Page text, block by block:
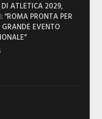
ATLETICA 2029,
“ROMA PRONTA PER
EVENTO